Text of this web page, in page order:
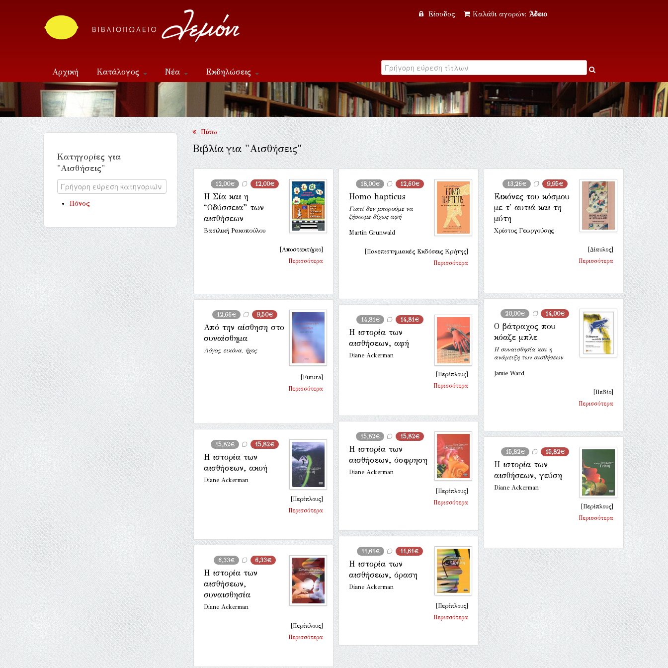
Είσοδος Καλάθι αγορών: Άδειο
Αρχική Κατάλογος Νέα Εκδηλώσεις
Επικοινωνία
Κατηγορίες για
"Αισθήσεις"
Πόνος
Πίσω
Βιβλία για "Αισθήσεις"
12,00€ 12,00€
Η Σία και η
“Οδύσσεια” των
αισθήσεων
Βασιλική Ρακοπούλου
[Αποστακτήριο]
Περισσότερα
18,00€ 12,60€
Homo hapticus
Γιατί δεν μπορούμε να
ζήσουμε δίχως αφή
Martin Grunwald
[Πανεπιστημιακές Εκδόσεις Κρήτης]
Περισσότερα
13,26€ 9,95€
Εικόνες του κόσμου
με τ' αυτιά και τη
μύτη
Χρίστος Γεωργούσης
[Δίαυλος]
Περισσότερα
20,00€ 14,00€
Ο βάτραχος που
κόαζε μπλε
Η συναισθησία και η
ανάμειξη των αισθήσεων
Jamie Ward
[Πεδίο]
Περισσότερα
12,66€ 9,50€
Από την αίσθηση στο
συναίσθημα
Λόγος, εικόνα, ήχος
[Futura]
Περισσότερα
14,81€ 14,81€
Η ιστορία των
αισθήσεων, αφή
Diane Ackerman
[Περίπλους]
Περισσότερα
15,82€ 15,82€
Η ιστορία των
αισθήσεων, όσφρηση
Diane Ackerman
[Περίπλους]
Περισσότερα
15,82€ 15,82€
Η ιστορία των
αισθήσεων, ακοή
Diane Ackerman
[Περίπλους]
Περισσότερα
15,82€ 15,82€
Η ιστορία των
αισθήσεων, γεύση
Diane Ackerman
[Περίπλους]
Περισσότερα
11,61€ 11,61€
Η ιστορία των
αισθήσεων, όραση
Diane Ackerman
[Περίπλους]
Περισσότερα
6,33€ 6,33€
Η ιστορία των
αισθήσεων,
συναισθησία
Diane Ackerman
[Περίπλους]
Περισσότερα